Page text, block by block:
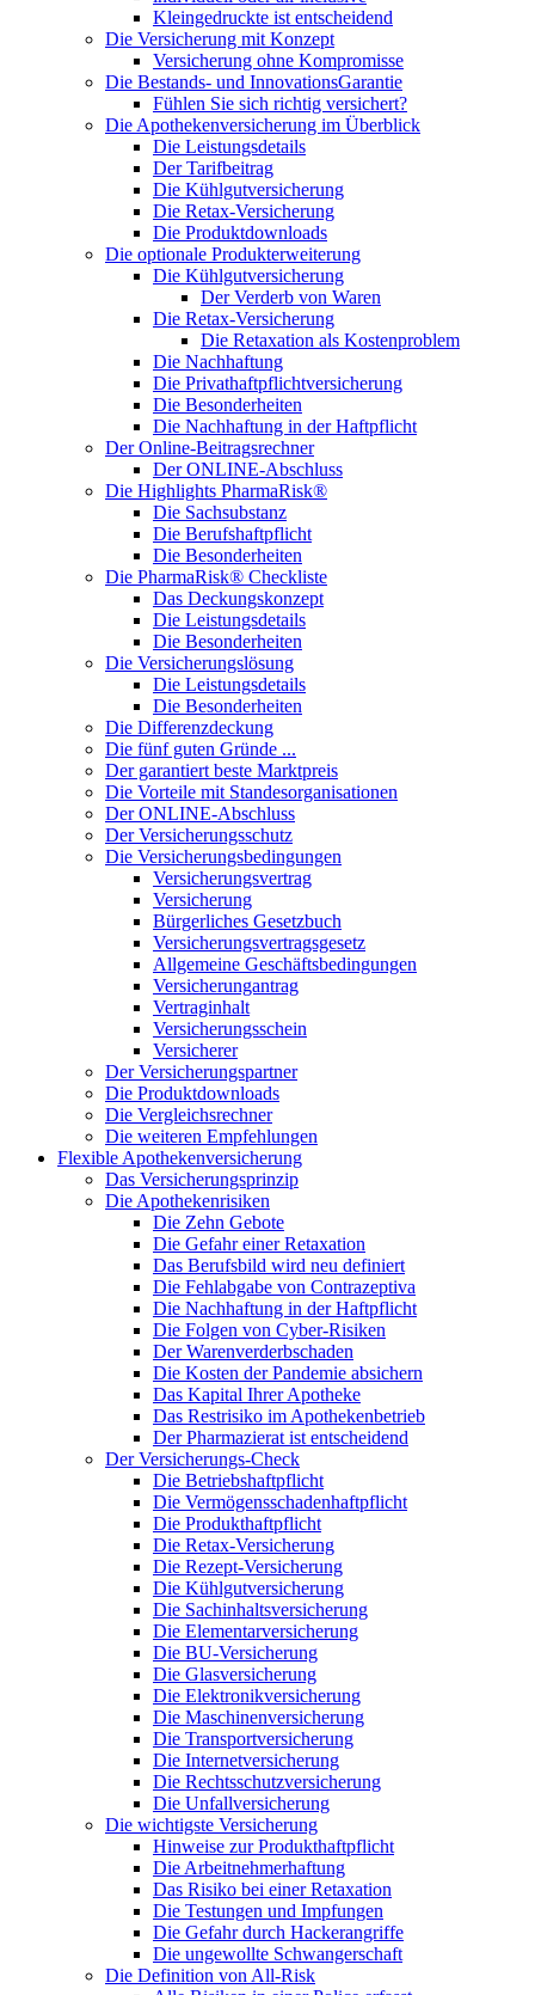
Kleingedruckte ist entscheidend
Die Versicherung mit Konzept
Versicherung ohne Kompromisse
Die Bestands- und InnovationsGarantie
Fühlen Sie sich richtig versichert?
Die Apothekenversicherung im Überblick
Die Leistungsdetails
Der Tarifbeitrag
Die Kühlgutversicherung
Die Retax-Versicherung
Die Produktdownloads
Die optionale Produkterweiterung
Die Kühlgutversicherung
Der Verderb von Waren
Die Retax-Versicherung
Die Retaxation als Kostenproblem
Die Nachhaftung
Die Privathaftpflichtversicherung
Die Besonderheiten
Die Nachhaftung in der Haftpflicht
Der Online-Beitragsrechner
Der ONLINE-Abschluss
Die Highlights PharmaRisk®
Die Sachsubstanz
Die Berufshaftpflicht
Die Besonderheiten
Die PharmaRisk® Checkliste
Das Deckungskonzept
Die Leistungsdetails
Die Besonderheiten
Die Versicherungslösung
Die Leistungsdetails
Die Besonderheiten
Die Differenzdeckung
Die fünf guten Gründe ...
Der garantiert beste Marktpreis
Die Vorteile mit Standesorganisationen
Der ONLINE-Abschluss
Der Versicherungsschutz
Die Versicherungsbedingungen
Versicherungsvertrag
Versicherung
Bürgerliches Gesetzbuch
Versicherungsvertragsgesetz
Allgemeine Geschäftsbedingungen
Versicherungantrag
Vertraginhalt
Versicherungsschein
Versicherer
Der Versicherungspartner
Die Produktdownloads
Die Vergleichsrechner
Die weiteren Empfehlungen
Flexible Apothekenversicherung
Das Versicherungsprinzip
Die Apothekenrisiken
Die Zehn Gebote
Die Gefahr einer Retaxation
Das Berufsbild wird neu definiert
Die Fehlabgabe von Contrazeptiva
Die Nachhaftung in der Haftpflicht
Die Folgen von Cyber-Risiken
Der Warenverderbschaden
Die Kosten der Pandemie absichern
Das Kapital Ihrer Apotheke
Das Restrisiko im Apothekenbetrieb
Der Pharmazierat ist entscheidend
Der Versicherungs-Check
Die Betriebshaftpflicht
Die Vermögensschadenhaftpflicht
Die Produkthaftpflicht
Die Retax-Versicherung
Die Rezept-Versicherung
Die Kühlgutversicherung
Die Sachinhaltsversicherung
Die Elementarversicherung
Die BU-Versicherung
Die Glasversicherung
Die Elektronikversicherung
Die Maschinenversicherung
Die Transportversicherung
Die Internetversicherung
Die Rechtsschutzversicherung
Die Unfallversicherung
Die wichtigste Versicherung
Hinweise zur Produkthaftpflicht
Die Arbeitnehmerhaftung
Das Risiko bei einer Retaxation
Die Testungen und Impfungen
Die Gefahr durch Hackerangriffe
Die ungewollte Schwangerschaft
Die Definition von All-Risk